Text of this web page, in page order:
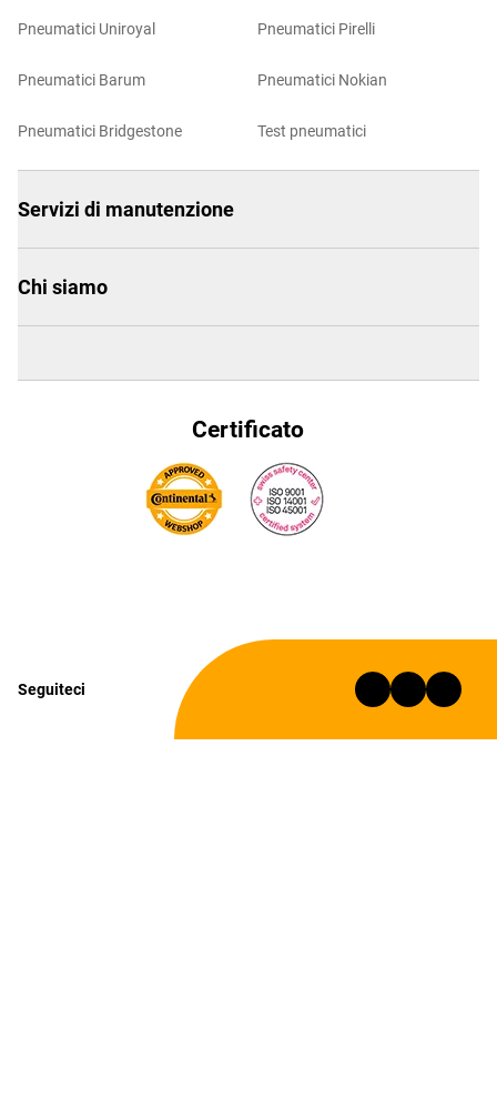
Pneumatici Uniroyal
Pneumatici Barum
Pneumatici Bridgestone
Pneumatici Pirelli
Pneumatici Nokian
Test pneumatici
Servizi di manutenzione
Chi siamo
Certificato
Seguiteci